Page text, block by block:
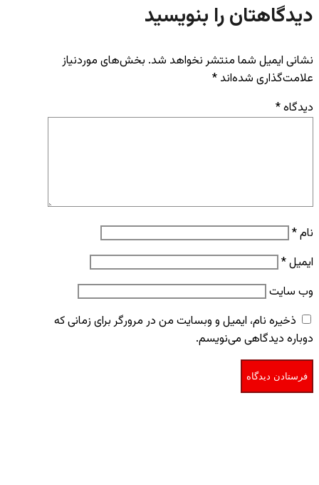
دیدگاهتان را بنویسید
نشانی ایمیل شما منتشر نخواهد شد. بخش‌های موردنیاز
علامت‌گذاری شده‌اند *
دیدگاه*
نام*
ایمیل*
وب‌ سایت
ذخیره نام، ایمیل و وبسایت من در مرورگر برای زمانی که
دوباره دیدگاهی می‌نویسم.